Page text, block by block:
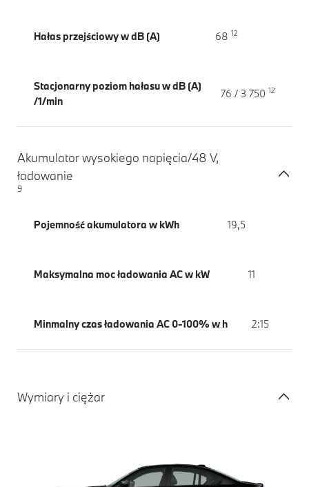
Hałas przejściowy w dB (A) 68 12
Stacjonarny poziom hałasu w dB (A)
/1/min
76 / 3 750 12
Akumulator wysokiego napięcia/48 V,
ładowanie
9
Pojemność akumulatora w kWh 19,5
Maksymalna moc ładowania AC w kW 11
Minmalny czas ładowania AC 0-100% w h 2:15
Wymiary i ciężar